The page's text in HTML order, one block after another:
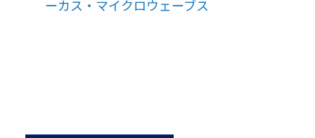
ーカス・マイクロウェーブス